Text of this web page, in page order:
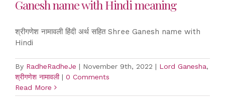
Ganesh name with Hindi meaning
श्रीगणेश नामावली हिंदी अर्थ सहित Shree Ganesh name with
Hindi
By RadheRadheJe | November 9th, 2022 | Lord Ganesha,
श्रीगणेश नामावली | 0 Comments
Read More